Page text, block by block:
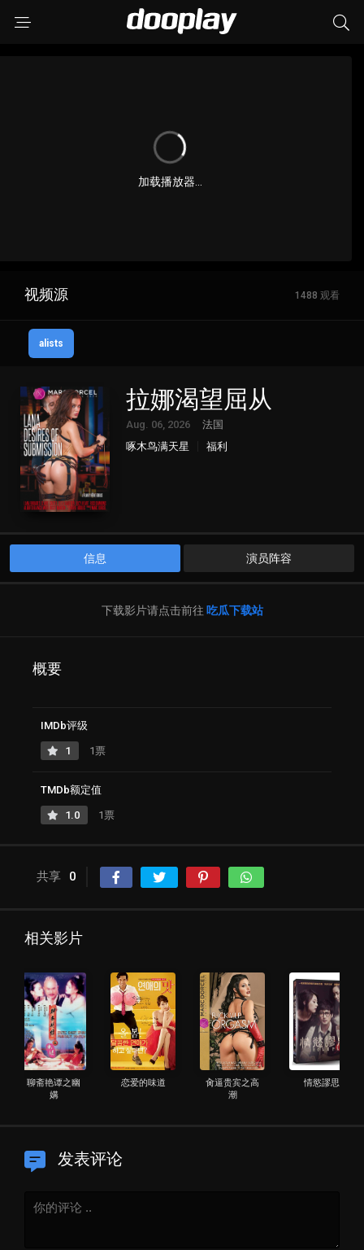
加载播放器...
视频源 1488 观看
alists
拉娜渴望屈从
Aug. 06, 2026
法国
啄木鸟满天星
福利
信息 演员阵容
下载影片请点击前往 吃瓜下载站
概要
IMDb评级
1 1票
TMDb额定值
1.0 1票
共享 0
相关影片
聊斋艳谭之幽
媾
恋爱的味道
肏逼贵宾之高
潮
情慾謬思
发表评论